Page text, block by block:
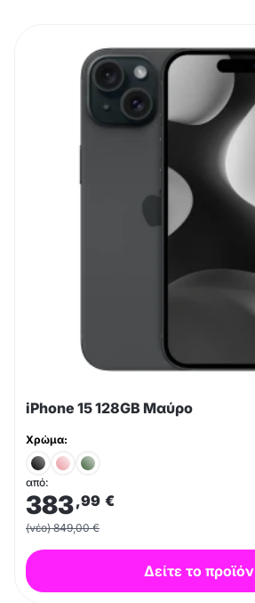
iPhone 15 128GB Μαύρο
Χρώμα:
από:
383,99 €
(νέο) 849,00 €
Δείτε το προϊόν